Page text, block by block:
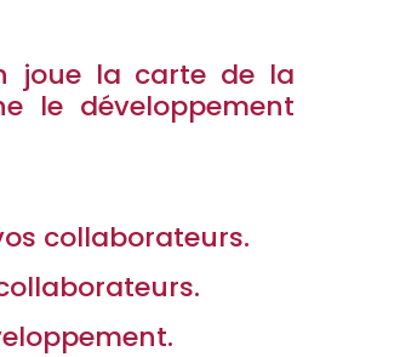
joue la carte de la
le développement
collaborateurs.